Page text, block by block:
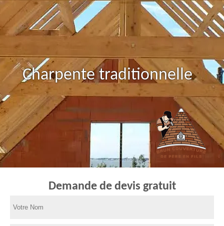
Charpente traditionnelle
Demande de devis gratuit